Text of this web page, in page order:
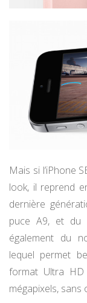
Mais si l’iPhone
look, il reprend
dernière
puce A9, et du
également du
lequel permet
format Ultra
mégapixels,